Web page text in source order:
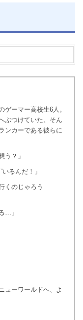
ゲーマー高校生6人。
ぶつけていた。そん
ンカーである彼らに
う？」
るんだ！」
くのじゃろう
…」
ューワールドへ、よ